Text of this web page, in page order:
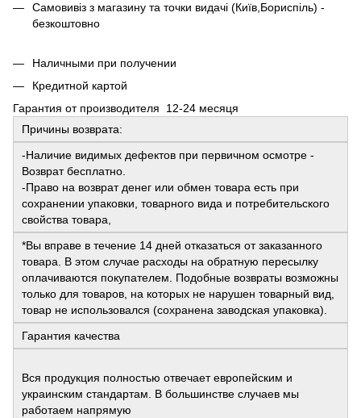
Самовивіз з магазину та точки видачі (Київ,Бориспіль) -
безкоштовно
Наличными при получении
Кредитной картой
Гарантия от производителя 12-24 месяця
Причины возврата:
-Наличие видимых дефектов при первичном осмотре -
Возврат бесплатно.
-Право на возврат денег или обмен товара есть при
сохранении упаковки, товарного вида и потребительского
свойства товара,
*Вы вправе в течение 14 дней отказаться от заказанного
товара. В этом случае расходы на обратную пересылку
оплачиваются покупателем. Подобные возвраты возможны
только для товаров, на которых не нарушен товарный вид,
товар не использовался (сохранена заводская упаковка).
Гарантия качества
Вся продукция полностью отвечает европейским и
украинским стандартам. В большинстве случаев мы
работаем напрямую